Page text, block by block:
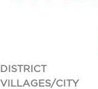
DISTRICT
VILLAGES/CITY